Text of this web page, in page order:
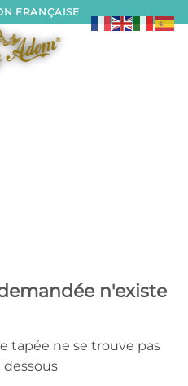
FRANÇAISE
n'existe
tapée ne se trouve pas
dessous